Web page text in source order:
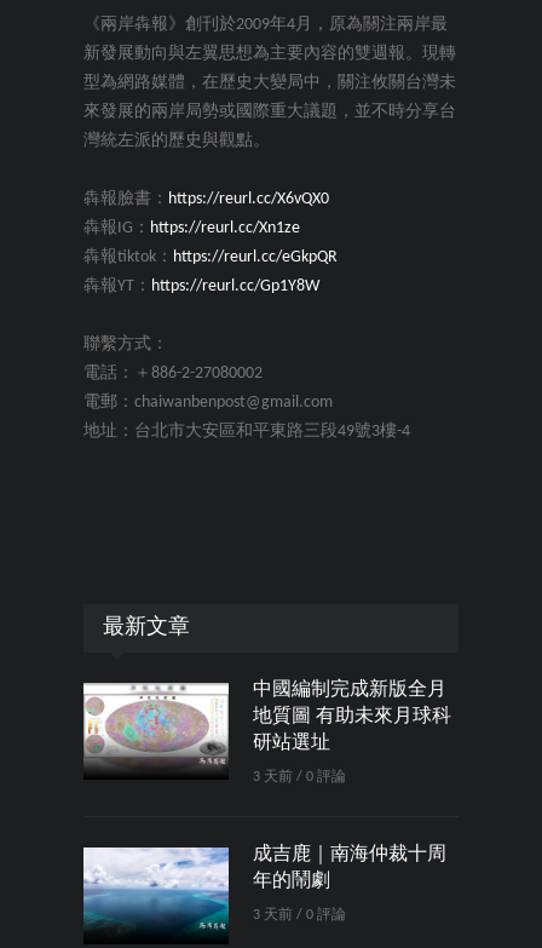
《兩岸犇報》創刊於2009年4月，原為關注兩岸最
新發展動向與左翼思想為主要內容的雙週報。現轉
型為網路媒體，在歷史大變局中，關注攸關台灣未
來發展的兩岸局勢或國際重大議題，並不時分享台
灣統左派的歷史與觀點。
犇報臉書： https://reurl.cc/X6vQX0
犇報IG： https://reurl.cc/Xn1ze
犇報tiktok： https://reurl.cc/eGkpQR
犇報YT： https://reurl.cc/Gp1Y8W
聯繫方式：
電話：＋886-2-27080002
電郵：chaiwanbenpost@gmail.com
地址：台北市大安區和平東路三段49號3樓-4
最新文章
中國編制完成新版全月
地質圖 有助未來月球科
研站選址
3 天前 / 0 評論
成吉鹿｜南海仲裁十周
年的鬧劇
3 天前 / 0 評論